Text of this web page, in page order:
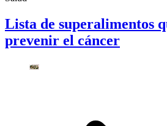
Lista de superalimentos
prevenir el cáncer